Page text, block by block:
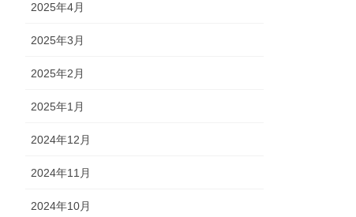
2025年4月
2025年3月
2025年2月
2025年1月
2024年12月
2024年11月
2024年10月